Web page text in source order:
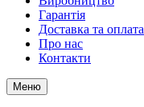
Гарантія
Доставка та оплата
Про нас
Контакти
Меню